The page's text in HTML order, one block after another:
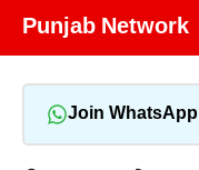
Skip
Punjab Network
Join WhatsApp